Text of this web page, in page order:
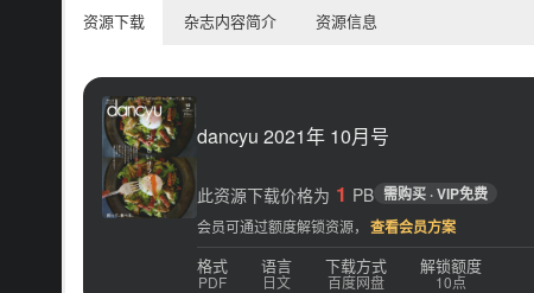
资源下载 杂志内容简介 资源信息
dancyu 2021年 10月号
此资源下载价格为 1 PB 需购买 · VIP免费
会员可通过额度解锁资源， 查看会员方案
格式
PDF
语言
日文
下载方式
百度网盘
解锁额度
10点